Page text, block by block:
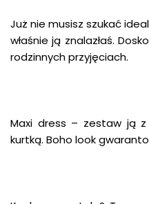
Już nie musisz szukać
właśnie ją znalazłaś.
rodzinnych przyjęciach.
Maxi dress – zestaw ją
kurtką. Boho look